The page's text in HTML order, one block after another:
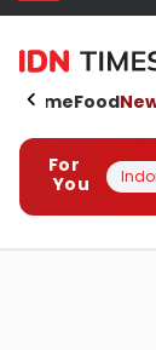
HomeFood
For
You